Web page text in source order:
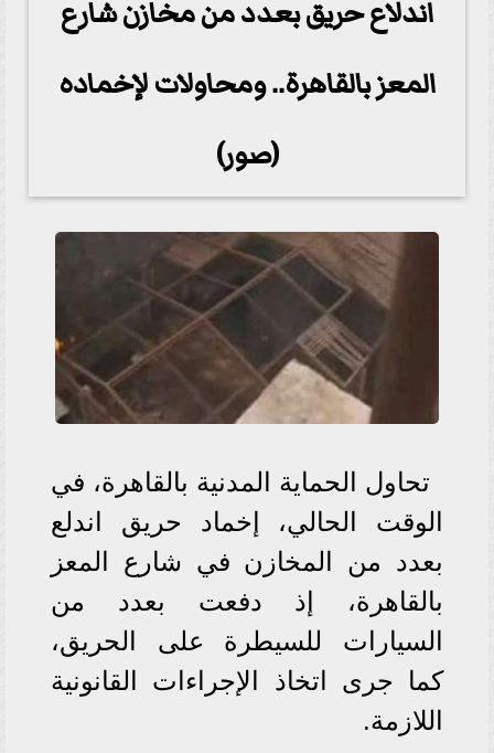
اندلاع حريق بعدد من مخازن شارع
المعز بالقاهرة.. ومحاولات لإخماده
(صور)
تحاول الحماية المدنية بالقاهرة، في
الوقت الحالي، إخماد حريق اندلع
بعدد من المخازن في شارع المعز
بالقاهرة، إذ دفعت بعدد من
السيارات للسيطرة على الحريق،
كما جرى اتخاذ الإجراءات القانونية
اللازمة.